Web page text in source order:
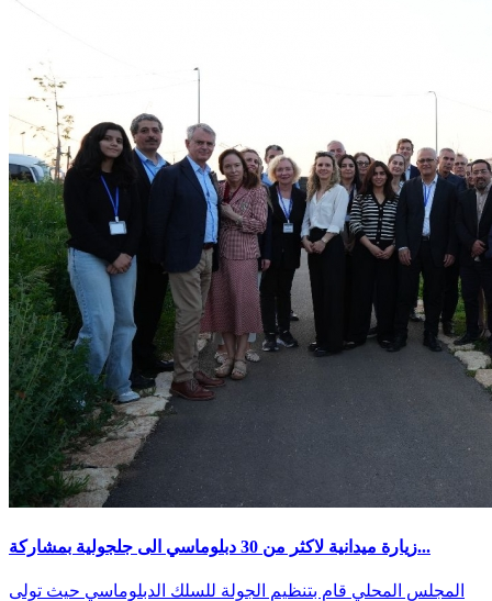
زيارة ميدانية لاكثر من 30 دبلوماسي الى جلجولية بمشاركة...
المجلس المحلي قام بتنظيم الجولة للسلك الدبلوماسي حيث تولى